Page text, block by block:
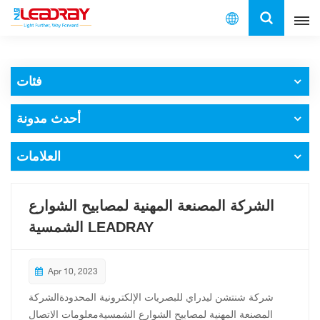
العربية
فئات
أحدث مدونة
العلامات
الشركة المصنعة المهنية لمصابيح الشوارع
الشمسية LEADRAY
Apr 10, 2023
شركة شنتشن ليدراي للبصريات الإلكترونية المحدودةالشركة
المصنعة المهنية لمصابيح الشوارع الشمسيةمعلومات الاتصال